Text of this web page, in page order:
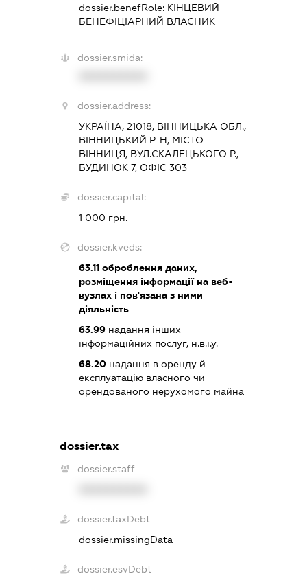
dossier.benefRole: КІНЦЕВИЙ
БЕНЕФІЦІАРНИЙ ВЛАСНИК
dossier.smida:
dossier.address:
УКРАЇНА, 21018, ВІННИЦЬКА ОБЛ.,
ВІННИЦЬКИЙ Р-Н, МІСТО
ВІННИЦЯ, ВУЛ.СКАЛЕЦЬКОГО Р.,
БУДИНОК 7, ОФІС 303
dossier.capital:
1 000 грн.
dossier.kveds:
63.11оброблення даних,
розміщення інформації на веб-
вузлах і пов'язана з ними
діяльність
63.99надання інших
інформаційних послуг, н.в.і.у.
68.20надання в оренду й
експлуатацію власного чи
орендованого нерухомого майна
dossier.tax
dossier.staff
dossier.taxDebt
dossier.missingData
dossier.esvDebt